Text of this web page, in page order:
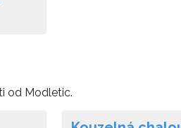
od Modletic.